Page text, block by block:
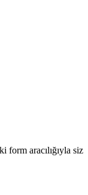
form aracılığıyla siz